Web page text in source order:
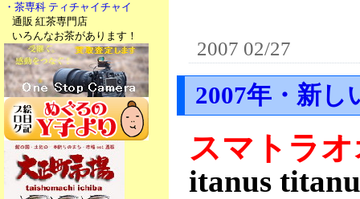
・茶専科 ティチャイチャイ
通販 紅茶専門店
いろんなお茶があります！
2007 02/27
2007年・新し
スマトラ
itanus